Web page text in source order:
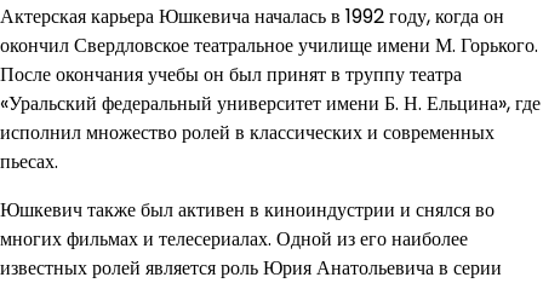
Актерская карьера Юшкевича началась в 1992 году, когда он
окончил Свердловское театральное училище имени М. Горького.
После окончания учебы он был принят в труппу театра
«Уральский федеральный университет имени Б. Н. Ельцина», где
исполнил множество ролей в классических и современных
пьесах.
Юшкевич также был активен в киноиндустрии и снялся во
многих фильмах и телесериалах. Одной из его наиболее
известных ролей является роль Юрия Анатольевича в серии